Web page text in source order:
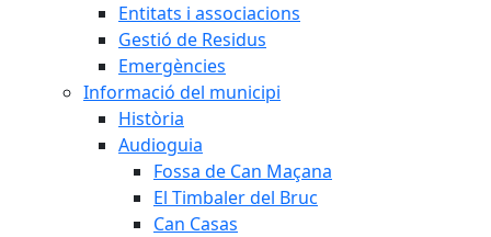
Entitats i associacions
Gestió de Residus
Emergències
Informació del municipi
Història
Audioguia
Fossa de Can Maçana
El Timbaler del Bruc
Can Casas